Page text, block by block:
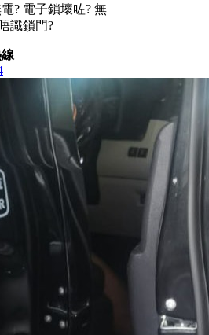
? 電子鎖壞咗? 無
識鎖門?